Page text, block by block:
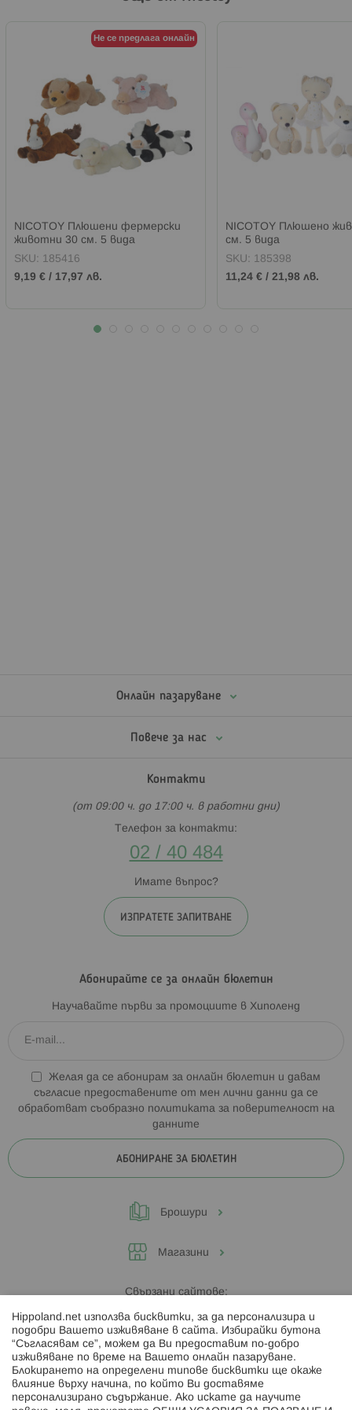
Не се предлага онлайн
NICOTOY Плюшени фермерски
животни 30 см. 5 вида
SKU: 185416
9,19 € / 17,97 лв.
NICOTOY Плюшено
см. 5 вида
SKU: 185398
11,24 € / 21,98 лв.
Онлайн пазаруване
Повече за нас
Контакти
(от 09:00 ч. до 17:00 ч. в работни дни)
Телефон за контакти:
02 / 40 484
Имате въпрос?
ИЗПРАТЕТЕ ЗАПИТВАНЕ
Абонирайте се за онлайн бюлетин
Научавайте първи за промоциите в Хиполенд
Желая да се абонирам за онлайн бюлетин и давам
съгласие предоставените от мен лични данни да се
обработват съобразно политиката за поверителност на
данните
АБОНИРАНЕ ЗА БЮЛЕТИН
Брошури
Магазини
Свързани сайтове:
Hippoland.ro
Последвайте ни:
Hippoland.net използва бисквитки, за да персонализира и
подобри Вашето изживяване в сайта. Избирайки бутона
“Съгласявам се”, можем да Ви предоставим по-добро
изживяване по време на Вашето онлайн пазаруване.
Блокирането на определени типове бисквитки ще окаже
влияние върху начина, по който Ви доставяме
персонализирано съдържание. Ако искате да научите